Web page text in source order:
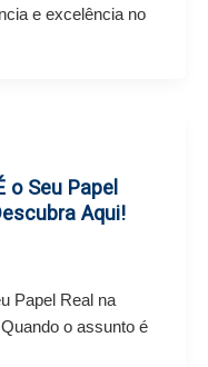
e excelência no
o Seu Papel
Aqui!
Papel Real na
o assunto é